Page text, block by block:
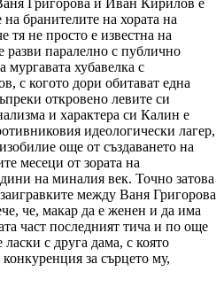
бранителите на хората на
тя не просто е известна на
разви паралелно с публично
хубавелка с
с когото дори обитават една
откровено левите си
и характера си Калин е
идеологически лагер,
още от създаването на
месеци от зората на
на миналия век. Точно затова
между Ваня Григорова
че, макар да е женен и да има
част последният тича и по още
с друга дама, с която
за сърцето му,